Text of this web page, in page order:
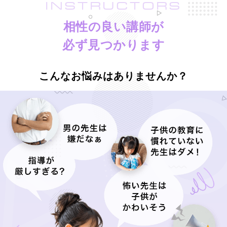
INSTRUCTORS
相性の良い講師が
必ず見つかります
こんなお悩みはありませんか？